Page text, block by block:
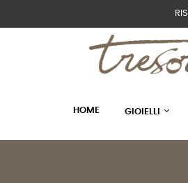
HOME GIOIELLI